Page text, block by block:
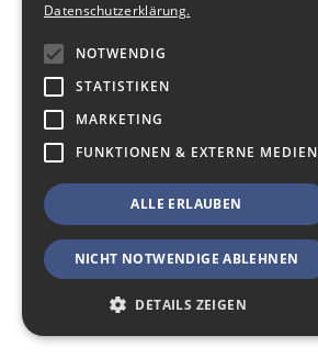
Datenschutzerklärung.
NOTWENDIG
STATISTIKEN
MARKETING
FUNKTIONEN & EXTERNE MEDIEN
ALLE ERLAUBEN
NICHT NOTWENDIGE ABLEHNEN
DETAILS ZEIGEN